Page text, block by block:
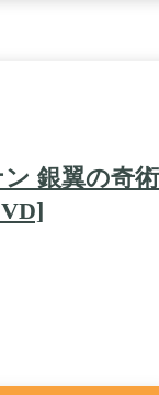
銀翼の奇術